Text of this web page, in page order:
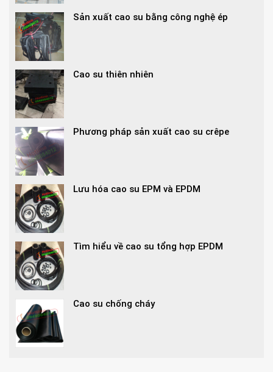
Sản xuất cao su bằng công nghệ ép
Cao su thiên nhiên
Phương pháp sản xuất cao su crêpe
Lưu hóa cao su EPM và EPDM
Tìm hiểu về cao su tổng hợp EPDM
Cao su chống cháy